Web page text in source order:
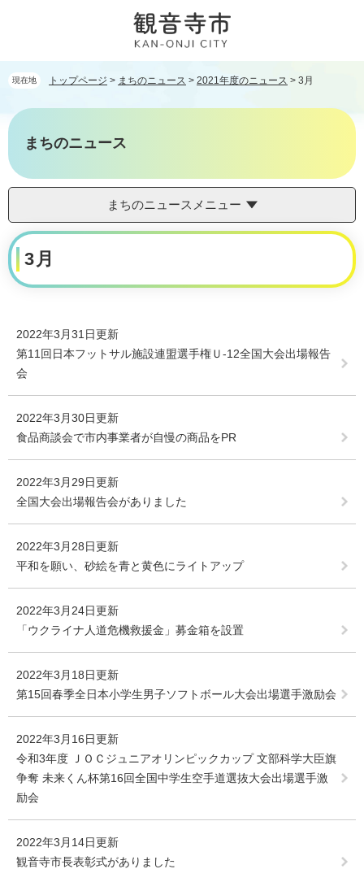
す。
し
本
現在地 トップページ > まちのニュース > 2021年度のニュース > 3月
まちのニュース
まちのニュースメニュー
本
文 3月
2022年3月31日更新
第11回日本フットサル施設連盟選手権Ｕ-12全国大会出場報告
会
2022年3月30日更新
食品商談会で市内事業者が自慢の商品をPR
2022年3月29日更新
全国大会出場報告会がありました
2022年3月28日更新
平和を願い、砂絵を青と黄色にライトアップ
2022年3月24日更新
「ウクライナ人道危機救援金」募金箱を設置
2022年3月18日更新
第15回春季全日本小学生男子ソフトボール大会出場選手激励会
2022年3月16日更新
令和3年度 ＪＯＣジュニアオリンピックカップ 文部科学大臣旗
争奪 未来くん杯第16回全国中学生空手道選抜大会出場選手激
励会
2022年3月14日更新
観音寺市長表彰式がありました